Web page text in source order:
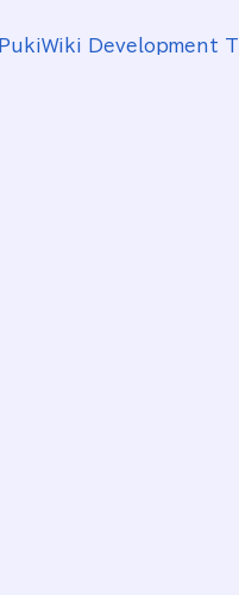
PukiWiki Development